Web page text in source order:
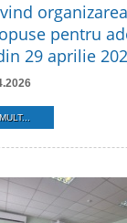
pentru
29 aprilie